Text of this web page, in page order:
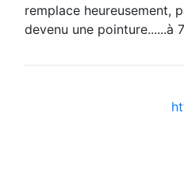
remplace heureusement,
devenu une pointure......à